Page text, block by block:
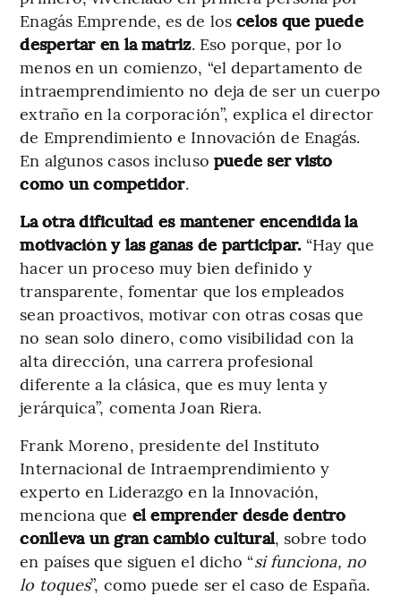
Enagás Emprende, es de los celos que puede
despertar en la matriz. Eso porque, por lo
menos en un comienzo, “el departamento de
intraemprendimiento no deja de ser un cuerpo
extraño en la corporación”, explica el director
de Emprendimiento e Innovación de Enagás.
En algunos casos incluso puede ser visto
como un competidor.
La otra dificultad es mantener encendida la
motivación y las ganas de participar. “Hay que
hacer un proceso muy bien definido y
transparente, fomentar que los empleados
sean proactivos, motivar con otras cosas que
no sean solo dinero, como visibilidad con la
alta dirección, una carrera profesional
diferente a la clásica, que es muy lenta y
jerárquica”, comenta Joan Riera.
Frank Moreno, presidente del Instituto
Internacional de Intraemprendimiento y
experto en Liderazgo en la Innovación,
menciona que el emprender desde dentro
conlleva un gran cambio cultural, sobre todo
en países que siguen el dicho “si funciona, no
lo toques”, como puede ser el caso de España.